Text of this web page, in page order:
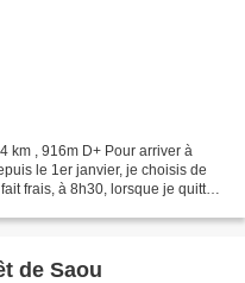
km , 916m D+ Pour arriver à
le 1er janvier, je choisis de
frais, à 8h30, lorsque je quitte
de Saou